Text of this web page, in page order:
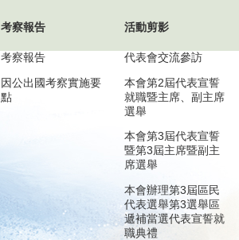
考察報告
考察報告
因公出國考察實施要
點
活動剪影
代表會交流參訪
本會第2屆代表宣誓
就職暨主席、副主席
選舉
本會第3屆代表宣誓
暨第3屆主席暨副主
席選舉
本會辦理第3屆區民
代表選舉第3選舉區
遞補當選代表宣誓就
職典禮